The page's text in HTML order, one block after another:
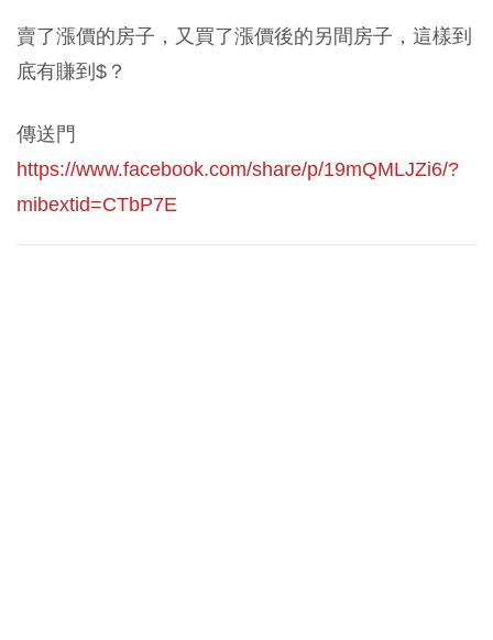
賣了漲價的房子，又買了漲價後的另間房子，這樣到
底有賺到$？
傳送門
https://www.facebook.com/share/p/19mQMLJZi6/?
mibextid=CTbP7E